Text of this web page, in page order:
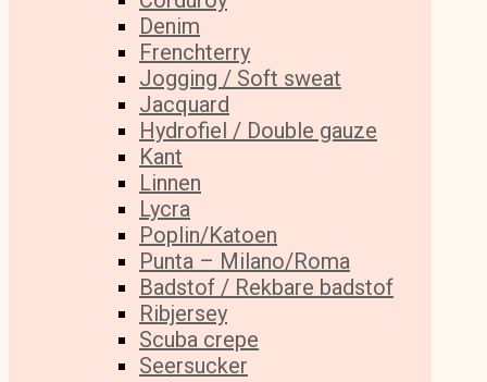
Denim
Frenchterry
Jogging / Soft sweat
Jacquard
Hydrofiel / Double gauze
Kant
Linnen
Lycra
Poplin/Katoen
Punta – Milano/Roma
Badstof / Rekbare badstof
Ribjersey
Scuba crepe
Seersucker